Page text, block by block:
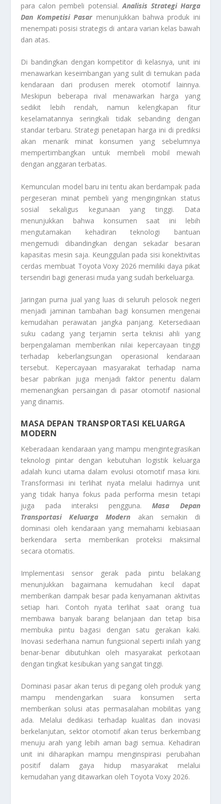
para calon pembeli potensial.Analisis Strategi Harga
Dan Kompetisi Pasarmenunjukkan bahwa produk ini
menempati posisi strategis di antara varian kelas bawah
dan atas.
Di bandingkan dengan kompetitor di kelasnya, unit ini
menawarkan keseimbangan yang sulit di temukan pada
kendaraan dari produsen merek otomotif lainnya.
Meskipun beberapa rival menawarkan harga yang
sedikit lebih rendah, namun kelengkapan fitur
keselamatannya seringkali tidak sebanding dengan
standar terbaru. Strategi penetapan harga ini di prediksi
akan menarik minat konsumen yang sebelumnya
mempertimbangkan untuk membeli mobil mewah
dengan anggaran terbatas.
Kemunculan model baru ini tentu akan berdampak pada
pergeseran minat pembeli yang menginginkan status
sosial sekaligus kegunaan yang tinggi. Data
menunjukkan bahwa konsumen saat ini lebih
mengutamakan kehadiran teknologi bantuan
mengemudi dibandingkan dengan sekadar besaran
kapasitas mesin saja. Keunggulan pada sisi konektivitas
cerdas membuat Toyota Voxy 2026 memiliki daya pikat
tersendiri bagi generasi muda yang sudah berkeluarga.
Jaringan purna jual yang luas di seluruh pelosok negeri
menjadi jaminan tambahan bagi konsumen mengenai
kemudahan perawatan jangka panjang. Ketersediaan
suku cadang yang terjamin serta teknisi ahli yang
berpengalaman memberikan nilai kepercayaan tinggi
terhadap keberlangsungan operasional kendaraan
tersebut. Kepercayaan masyarakat terhadap nama
besar pabrikan juga menjadi faktor penentu dalam
memenangkan persaingan di pasar otomotif nasional
yang dinamis.
MASA DEPAN TRANSPORTASI KELUARGA
MODERN
Keberadaan kendaraan yang mampu mengintegrasikan
teknologi pintar dengan kebutuhan logistik keluarga
adalah kunci utama dalam evolusi otomotif masa kini.
Transformasi ini terlihat nyata melalui hadirnya unit
yang tidak hanya fokus pada performa mesin tetapi
juga pada interaksi pengguna.Masa Depan
Transportasi Keluarga Modern akan semakin di
dominasi oleh kendaraan yang memahami kebiasaan
berkendara serta memberikan proteksi maksimal
secara otomatis.
Implementasi sensor gerak pada pintu belakang
menunjukkan bagaimana kemudahan kecil dapat
memberikan dampak besar pada kenyamanan aktivitas
setiap hari. Contoh nyata terlihat saat orang tua
membawa banyak barang belanjaan dan tetap bisa
membuka pintu bagasi dengan satu gerakan kaki.
Inovasi sederhana namun fungsional seperti inilah yang
benar-benar dibutuhkan oleh masyarakat perkotaan
dengan tingkat kesibukan yang sangat tinggi.
Dominasi pasar akan terus di pegang oleh produk yang
mampu mendengarkan suara konsumen serta
memberikan solusi atas permasalahan mobilitas yang
ada. Melalui dedikasi terhadap kualitas dan inovasi
berkelanjutan, sektor otomotif akan terus berkembang
menuju arah yang lebih aman bagi semua. Kehadiran
unit ini diharapkan mampu menginspirasi perubahan
positif dalam gaya hidup masyarakat melalui
kemudahan yang ditawarkan oleh Toyota Voxy 2026.